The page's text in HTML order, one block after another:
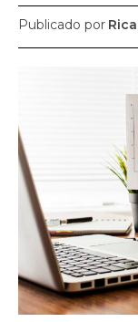
Welcome to
We have a
across the globe.
toexclusive
Your
Publicado por